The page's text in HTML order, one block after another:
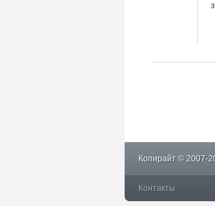
Копирайт © 2007-
Контакты